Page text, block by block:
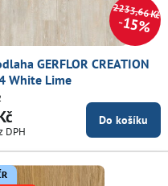
2233,66 Kč
15%
GERFLOR CREATION
White Lime
DPH
Do košíku